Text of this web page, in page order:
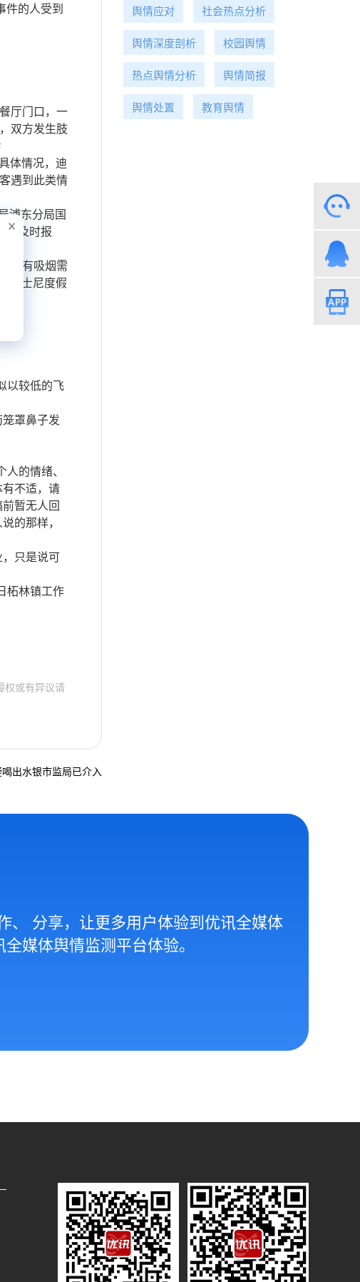
件的人受到
厅门口，一
双方发生肢
体情况，迪
遇到此类情
浦东分局国
请及时报
客有吸烟需
迪士尼度假
以较低的飞
罩鼻子发
的情绪、
有不适，请
暂无人回
的那样，
，只是说可
柘林镇工作
权或有异议请
出水银市监局已介入
舆情应对 社会热点分析
舆情深度剖析 校园舆情
热点舆情分析 舆情简报
舆情处置 教育舆情
、 分享，让更多用户体验到优讯全媒体
媒体舆情监测平台体验。